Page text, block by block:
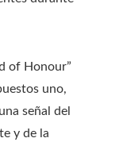
of Honour”
uno,
señal del
y de la